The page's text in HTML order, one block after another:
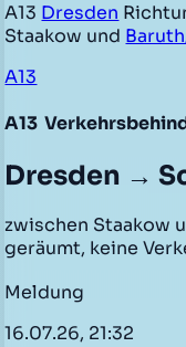
A13 Dresden
Staakow und
A13
A13
Dresden →
zwischen Staakow
geräumt, keine
Meldung
16.07.26, 21:32